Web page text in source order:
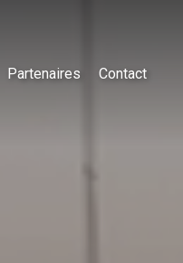
Partenaires Contact